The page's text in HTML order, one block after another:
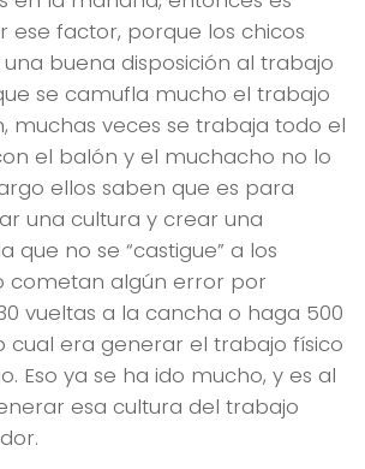
ese factor, porque los chicos
buena disposición al trabajo
se camufla mucho el trabajo
muchas veces se trabaja todo el
el balón y el muchacho no lo
ellos saben que es para
una cultura y crear una
que no se “castigue” a los
cometan algún error por
vueltas a la cancha o haga 500
cual era generar el trabajo físico
Eso ya se ha ido mucho, y es al
esa cultura del trabajo